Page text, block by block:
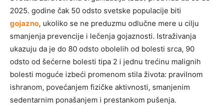
2025. godine čak 50 odsto svetske populacije biti
gojazno, ukoliko se ne preduzmu odlučne mere u cilju
smanjenja prevencije i lečenja gojaznosti. Istraživanja
ukazuju da je do 80 odsto obolelih od bolesti srca, 90
odsto od šećerne bolesti tipa 2 i jednu trećinu malignih
bolesti moguće izbeći promenom stila života: pravilnom
ishranom, povećanjem fizičke aktivnosti, smanjenim
sedentarnim ponašanjem i prestankom pušenja.